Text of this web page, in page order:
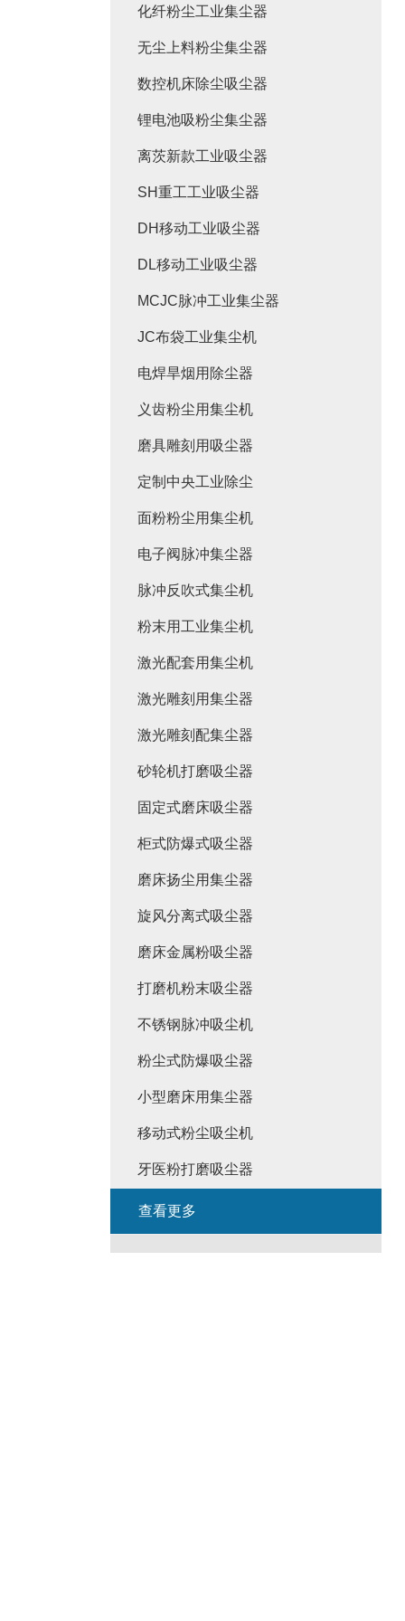
化纤粉尘工业集尘器
无尘上料粉尘集尘器
数控机床除尘吸尘器
锂电池吸粉尘集尘器
离茨新款工业吸尘器
SH重工工业吸尘器
DH移动工业吸尘器
DL移动工业吸尘器
MCJC脉冲工业集尘器
JC布袋工业集尘机
电焊旱烟用除尘器
义齿粉尘用集尘机
磨具雕刻用吸尘器
定制中央工业除尘
面粉粉尘用集尘机
电子阀脉冲集尘器
脉冲反吹式集尘机
粉末用工业集尘机
激光配套用集尘机
激光雕刻用集尘器
激光雕刻配集尘器
砂轮机打磨吸尘器
固定式磨床吸尘器
柜式防爆式吸尘器
磨床扬尘用集尘器
旋风分离式吸尘器
磨床金属粉吸尘器
打磨机粉末吸尘器
不锈钢脉冲吸尘机
粉尘式防爆吸尘器
小型磨床用集尘器
移动式粉尘吸尘机
牙医粉打磨吸尘器
查看更多